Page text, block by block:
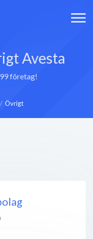
Avesta
företag!
Övrigt